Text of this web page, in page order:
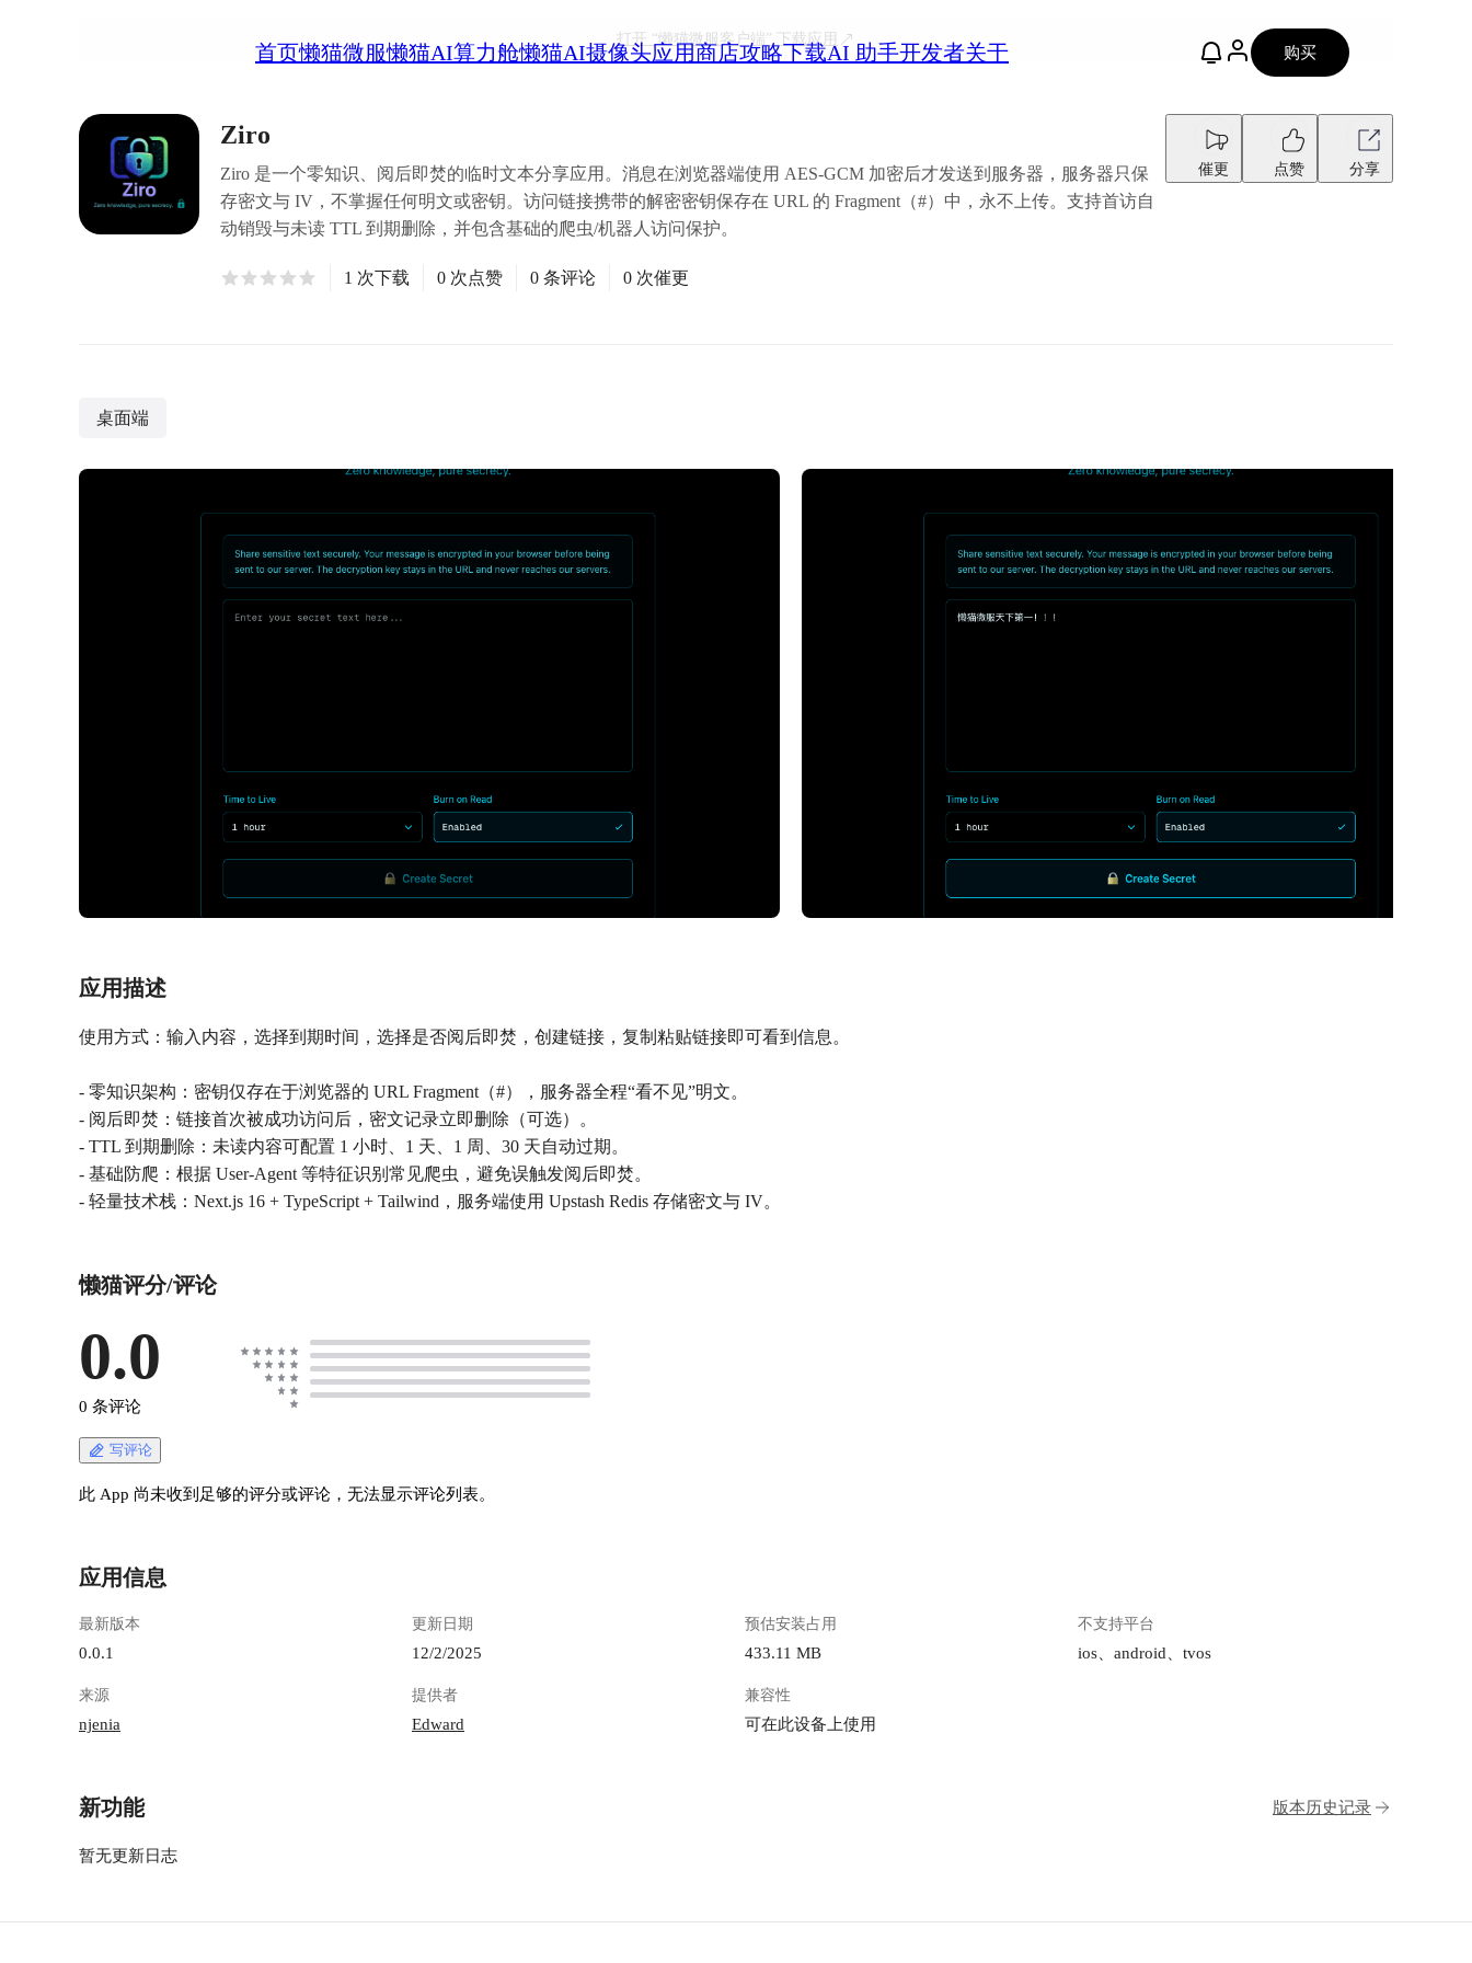
首页懒猫微服懒猫AI算力舱懒猫AI摄像头应用商店攻略下载AI 助手开发者关于 购买
打开 “懒猫微服客户端”下载应用
Ziro
Ziro 是一个零知识、阅后即焚的临时文本分享应用。消息在浏览器端使用 AES‑GCM 加密后才发送到服务器，服务器只保
存密文与 IV，不掌握任何明文或密钥。访问链接携带的解密密钥保存在 URL 的 Fragment（#）中，永不上传。支持首访自
动销毁与未读 TTL 到期删除，并包含基础的爬虫/机器人访问保护。
催更 点赞 分享
1 次下载 0 次点赞 0 条评论 0 次催更
桌面端
应用描述
使用方式：输入内容，选择到期时间，选择是否阅后即焚，创建链接，复制粘贴链接即可看到信息。
- 零知识架构：密钥仅存在于浏览器的 URL Fragment（#），服务器全程“看不见”明文。
- 阅后即焚：链接首次被成功访问后，密文记录立即删除（可选）。
- TTL 到期删除：未读内容可配置 1 小时、1 天、1 周、30 天自动过期。
- 基础防爬：根据 User‑Agent 等特征识别常见爬虫，避免误触发阅后即焚。
- 轻量技术栈：Next.js 16 + TypeScript + Tailwind，服务端使用 Upstash Redis 存储密文与 IV。
懒猫评分/评论
0.0
0 条评论
写评论
此 App 尚未收到足够的评分或评论，无法显示评论列表。
应用信息
最新版本
0.0.1
更新日期
12/2/2025
预估安装占用
433.11 MB
不支持平台
ios、android、tvos
来源
njenia
提供者
Edward
兼容性
可在此设备上使用
新功能 版本历史记录
暂无更新日志